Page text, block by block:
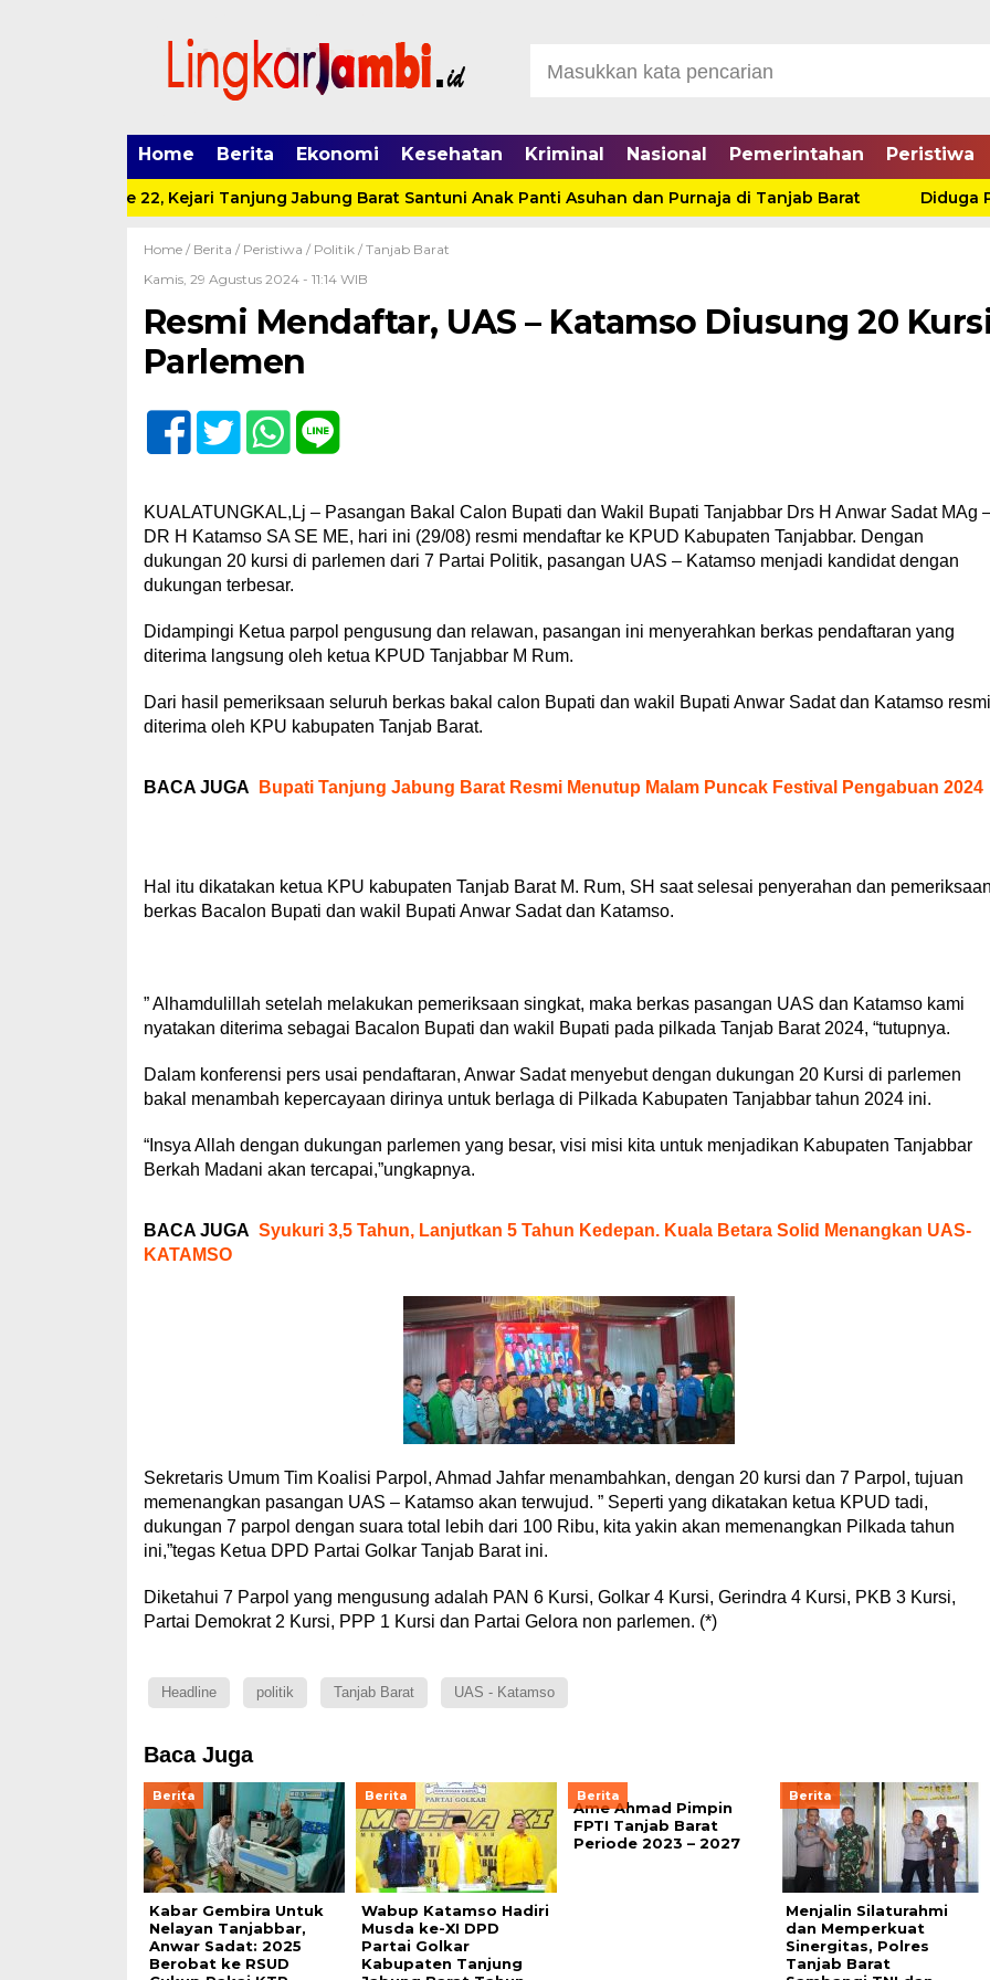
Home Berita Ekonomi Kesehatan Kriminal Nasional Pemerintahan Peristiwa
IAD ke 22, Kejari Tanjung Jabung Barat Santuni Anak Panti Asuhan dan Purnaja di Tanjab Barat Diduga
Home / Berita / Peristiwa / Politik/ Tanjab Barat
Kamis, 29 Agustus 2024 - 11:14 WIB
Resmi Mendaftar, UAS – Katamso Diusung 20
Parlemen
KUALATUNGKAL,Lj – Pasangan Bakal Calon Bupati dan Wakil Bupati Tanjabbar Drs H Anwar Sadat MAg
DR H Katamso SA SE ME, hari ini (29/08) resmi mendaftar ke KPUD Kabupaten Tanjabbar. Dengan
dukungan 20 kursi di parlemen dari 7 Partai Politik, pasangan UAS – Katamso menjadi kandidat dengan
dukungan terbesar.
Didampingi Ketua parpol pengusung dan relawan, pasangan ini menyerahkan berkas pendaftaran yang
diterima langsung oleh ketua KPUD Tanjabbar M Rum.
Dari hasil pemeriksaan seluruh berkas bakal calon Bupati dan wakil Bupati Anwar Sadat dan Katamso resmi
diterima oleh KPU kabupaten Tanjab Barat.
BACA JUGA Bupati Tanjung Jabung Barat Resmi Menutup Malam Puncak Festival Pengabuan 2024
Hal itu dikatakan ketua KPU kabupaten Tanjab Barat M. Rum, SH saat selesai penyerahan dan pemeriksaan
berkas Bacalon Bupati dan wakil Bupati Anwar Sadat dan Katamso.
” Alhamdulillah setelah melakukan pemeriksaan singkat, maka berkas pasangan UAS dan Katamso kami
nyatakan diterima sebagai Bacalon Bupati dan wakil Bupati pada pilkada Tanjab Barat 2024, “tutupnya.
Dalam konferensi pers usai pendaftaran, Anwar Sadat menyebut dengan dukungan 20 Kursi di parlemen
bakal menambah kepercayaan dirinya untuk berlaga di Pilkada Kabupaten Tanjabbar tahun 2024 ini.
“Insya Allah dengan dukungan parlemen yang besar, visi misi kita untuk menjadikan Kabupaten Tanjabbar
Berkah Madani akan tercapai,”ungkapnya.
BACA JUGA Syukuri 3,5 Tahun, Lanjutkan 5 Tahun Kedepan. Kuala Betara Solid Menangkan UAS-
KATAMSO
Sekretaris Umum Tim Koalisi Parpol, Ahmad Jahfar menambahkan, dengan 20 kursi dan 7 Parpol, tujuan
memenangkan pasangan UAS – Katamso akan terwujud. ” Seperti yang dikatakan ketua KPUD tadi,
dukungan 7 parpol dengan suara total lebih dari 100 Ribu, kita yakin akan memenangkan Pilkada tahun
ini,”tegas Ketua DPD Partai Golkar Tanjab Barat ini.
Diketahui 7 Parpol yang mengusung adalah PAN 6 Kursi, Golkar 4 Kursi, Gerindra 4 Kursi, PKB 3 Kursi,
Partai Demokrat 2 Kursi, PPP 1 Kursi dan Partai Gelora non parlemen. (*)
Headline politik Tanjab Barat UAS - Katamso
Baca Juga
Berita
Kabar Gembira Untuk
Nelayan Tanjabbar,
Anwar Sadat: 2025
Berobat ke RSUD
Berita
Wabup Katamso Hadiri
Musda ke-XI DPD
Partai Golkar
Kabupaten Tanjung
Berita
Ame Ahmad Pimpin
FPTI Tanjab Barat
Periode 2023 – 2027
Berita
Menjalin Silaturahmi
dan Memperkuat
Sinergitas, Polres
Tanjab Barat